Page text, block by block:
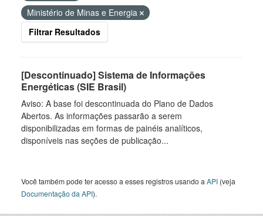
Ministério de Minas e Energia
Filtrar Resultados
[Descontinuado] Sistema de Informações
Energéticas (SIE Brasil)
Aviso: A base foi descontinuada do Plano de Dados
Abertos. As informações passarão a serem
disponibilizadas em formas de painéis analíticos,
disponíveis nas seções de publicação...
Você também pode ter acesso a esses registros usando a API (veja
Documentação da API).